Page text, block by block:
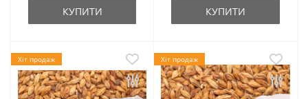
КУПИТИ КУПИТИ
Хіт продаж Хіт продаж